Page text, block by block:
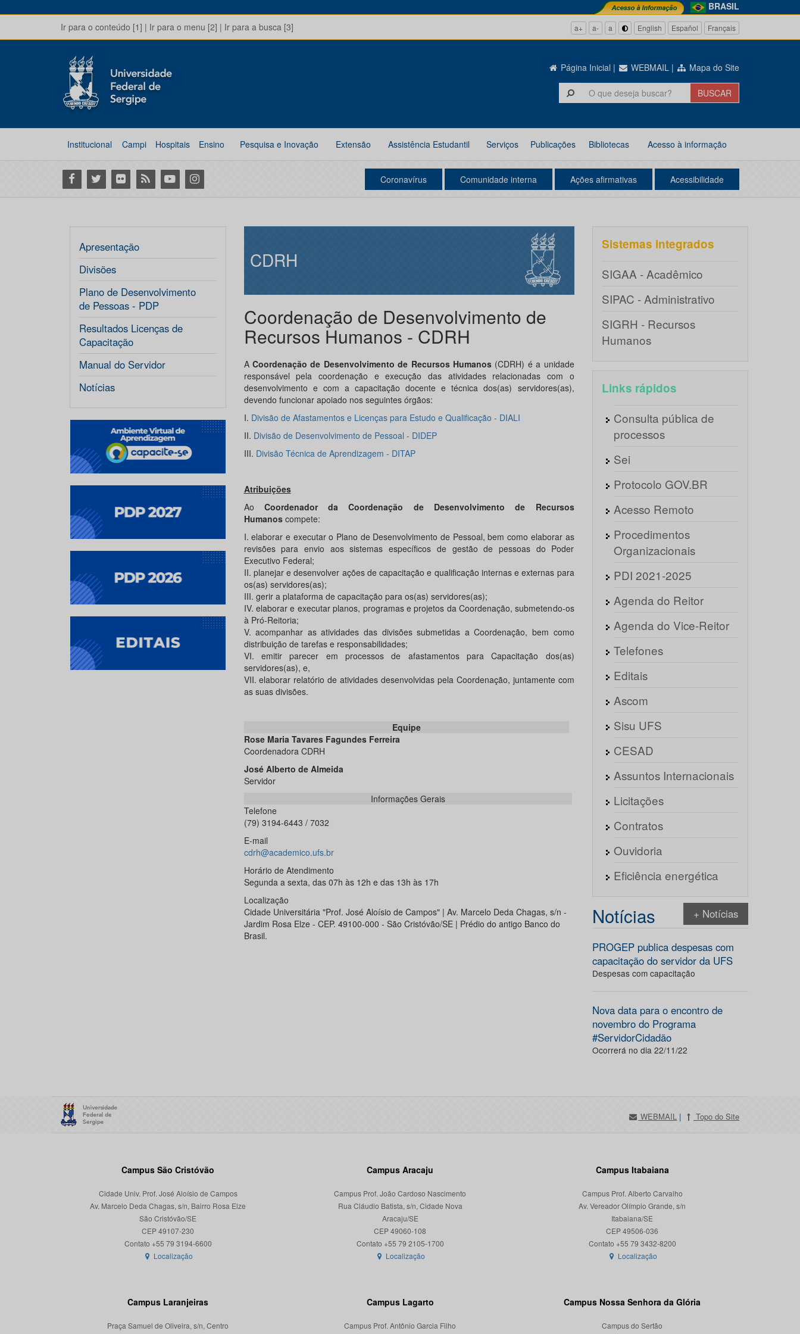
BRASIL
Ir para o conteúdo [1] | Ir para o menu [2] | Ir para a busca [3] a+ a- a English Español Français
Página Inicial | WEBMAIL | Mapa do Site
Institucional Campi Hospitais Ensino Pesquisa e Inovação Extensão Assistência Estudantil Serviços Publicações Bibliotecas Acesso à informação
Facebook
Twitter Flickr RSS YoutubeInstagram Coronavírus Comunidade interna Ações afirmativas Acessibilidade
Apresentação
Divisões
Plano de Desenvolvimento
de Pessoas - PDP
Resultados Licenças de
Capacitação
Manual do Servidor
Notícias
CDRH
Coordenação de Desenvolvimento de
Recursos Humanos - CDRH
A Coordenação de Desenvolvimento de Recursos Humanos(CDRH) é a unidade
responsável pela coordenação e execução das atividades relacionadas com o
desenvolvimento e com a capacitação docente e técnica dos(as) servidores(as),
devendo funcionar apoiado nos seguintes órgãos:
I. Divisão de Afastamentos e Licenças para Estudo e Qualificação - DIALI
II. Divisão de Desenvolvimento de Pessoal - DIDEP
III. Divisão Técnica de Aprendizagem - DITAP
Atribuições
Ao Coordenador da Coordenação de Desenvolvimento de Recursos
Humanoscompete:
I. elaborar e executar o Plano de Desenvolvimento de Pessoal, bem como elaborar as
revisões para envio aos sistemas específicos de gestão de pessoas do Poder
Executivo Federal;
II. planejar e desenvolver ações de capacitação e qualificação internas e externas para
os(as) servidores(as);
III. gerir a plataforma de capacitação para os(as) servidores(as);
IV. elaborar e executar planos, programas e projetos da Coordenação, submetendo-os
à Pró-Reitoria;
V. acompanhar as atividades das divisões submetidas a Coordenação, bem como
distribuição de tarefas e responsabilidades;
VI. emitir parecer em processos de afastamentos para Capacitação dos(as)
servidores(as), e,
VII. elaborar relatório de atividades desenvolvidas pela Coordenação, juntamente com
as suas divisões.
Equipe
Rose Maria Tavares Fagundes Ferreira
Coordenadora CDRH
José Alberto de Almeida
Servidor
Informações Gerais
Telefone
(79) 3194-6443 / 7032
E-mail
cdrh@academico.ufs.br
Horário de Atendimento
Segunda a sexta, das 07h às 12h e das 13h às 17h
Localização
Cidade Universitária "Prof. José Aloísio de Campos" | Av. Marcelo Deda Chagas, s/n -
Jardim Rosa Elze - CEP. 49100-000 - São Cristóvão/SE | Prédio do antigo Banco do
Brasil.
Sistemas integrados
SIGAA - Acadêmico
SIPAC - Administrativo
SIGRH - Recursos
Humanos
Links rápidos
Consulta pública de
processos
Sei
Protocolo GOV.BR
Acesso Remoto
Procedimentos
Organizacionais
PDI 2021-2025
Agenda do Reitor
Agenda do Vice-Reitor
Telefones
Editais
Ascom
Sisu UFS
CESAD
Assuntos Internacionais
Licitações
Contratos
Ouvidoria
Eficiência energética
Notícias + Notícias
PROGEP publica despesas com
capacitação do servidor da UFS
Despesas com capacitação
Nova data para o encontro de
novembro do Programa
#ServidorCidadão
Ocorrerá no dia 22/11/22
WEBMAIL | Topo do Site
Campus São Cristóvão
Cidade Univ. Prof. José Aloísio de Campos
Av. Marcelo Deda Chagas, s/n, Bairro Rosa Elze
São Cristóvão/SE
CEP 49107-230
Localização
Campus Aracaju
Campus Prof. João Cardoso Nascimento
Rua Cláudio Batista, s/n, Cidade Nova
Aracaju/SE
CEP 49060-108
Localização
Campus Itabaiana
Campus Prof. Alberto Carvalho
Av. Vereador Olímpio Grande, s/n
Itabaiana/SE
CEP 49506-036
Localização
Campus Laranjeiras
Praça Samuel de Oliveira, s/n, Centro
Campus Lagarto
Campus Prof. Antônio Garcia Filho
Campus Nossa Senhora da Glória
Campus do Sertão